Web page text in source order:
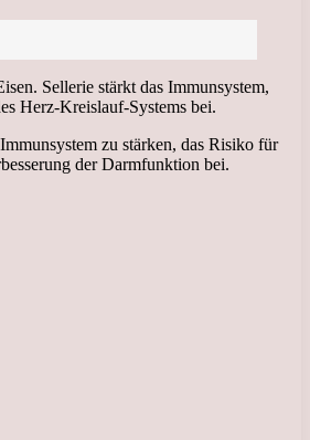
Sellerie stärkt das Immunsystem,
Herz-Kreislauf-Systems bei.
zu stärken, das Risiko für
der Darmfunktion bei.